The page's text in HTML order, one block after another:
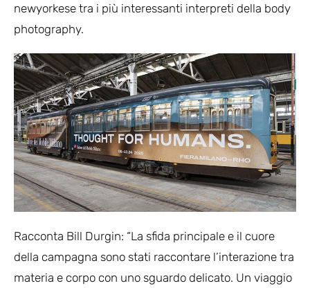
newyorkese tra i più interessanti interpreti della body
photography.
Racconta Bill Durgin: “La sfida principale e il cuore
della campagna sono stati raccontare l’interazione tra
materia e corpo con uno sguardo delicato. Un viaggio